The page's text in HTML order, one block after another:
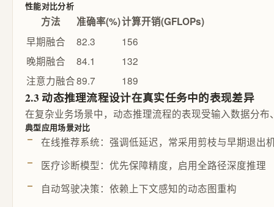
性能对比分析
方法 准确率(%)计算开销(GFLOPs)
早期融合
82.3
156
晚期融合
84.1
132
注意力融合89.7 189
2.3 动态推理流程设计在真实任务中的表现差异
在复杂业务场景中，动态推理流程的表现受输入数据分
典型应用场景对比
在线推荐系统：强调低延迟，常采用剪枝与早期退出
医疗诊断模型：优先保障精度，启用全路径深度推理
自动驾驶决策：依赖上下文感知的动态图重构